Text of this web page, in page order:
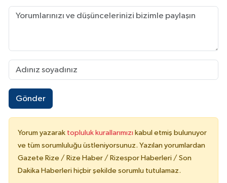
Gönder
Yorum yazarak topluluk kurallarımızı kabul etmiş bulunuyor
ve tüm sorumluluğu üstleniyorsunuz. Yazılan yorumlardan
Gazete Rize / Rize Haber / Rizespor Haberleri / Son
Dakika Haberleri hiçbir şekilde sorumlu tutulamaz.